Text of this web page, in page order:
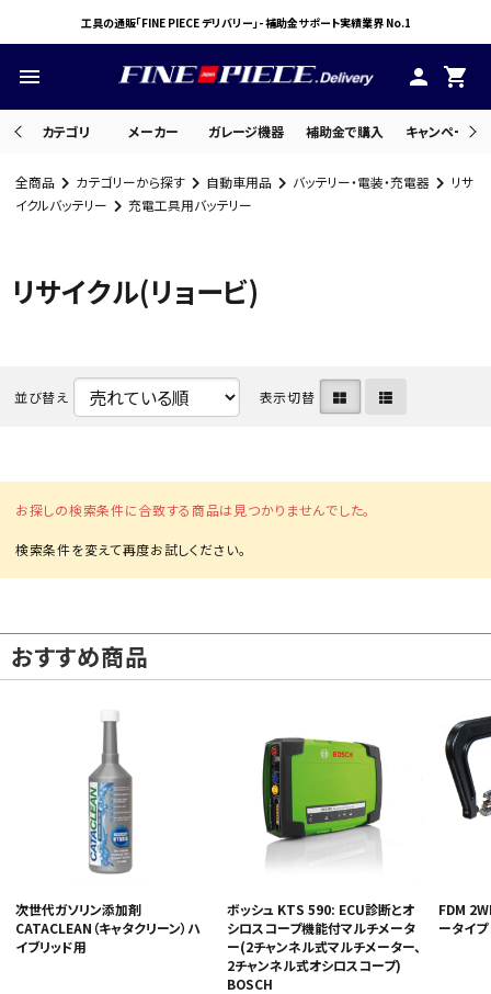
工具の通販「FINE PIECE デリバリー」- 補助金サポート実績業界 No.1
menu person shopping_cart
カテゴリ メーカー ガレージ機器 補助金で購入 キャンペーン
ACCOUNT MENU
ログイン person 会員登録
カテゴリから選ぶ
メーカーから選ぶ
ガレージ機器
補助金で購入
全商品 カテゴリーから探す 自動車用品 バッテリー・電装・充電器
リサ
イクルバッテリー
充電工具用バッテリー
リサイクル(リョービ)
並び替え 表示切替
お探しの検索条件に合致する商品は見つかりませんでした。
おすすめ商品
次世代ガソリン添加剤
CATACLEAN（キャタクリーン）ハ
イブリッド用
ボッシュ KTS 590: ECU診断とオ
シロスコープ機能付マルチメータ
ー(2チャンネル式マルチメーター、
2チャンネル式オシロスコープ)
BOSCH
FDM
ータイ